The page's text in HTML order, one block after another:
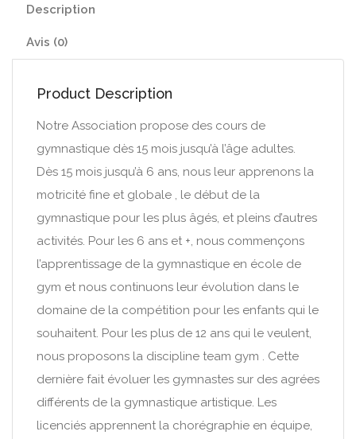
Description
Avis (0)
Product Description
Notre Association propose des cours de
gymnastique dès 15 mois jusqu’à l’âge adultes.
Dès 15 mois jusqu’à 6 ans, nous leur apprenons la
motricité fine et globale , le début de la
gymnastique pour les plus âgés, et pleins d’autres
activités. Pour les 6 ans et +, nous commençons
l’apprentissage de la gymnastique en école de
gym et nous continuons leur évolution dans le
domaine de la compétition pour les enfants qui le
souhaitent. Pour les plus de 12 ans qui le veulent,
nous proposons la discipline team gym . Cette
dernière fait évoluer les gymnastes sur des agrées
différents de la gymnastique artistique. Les
licenciés apprennent la chorégraphie en équipe,